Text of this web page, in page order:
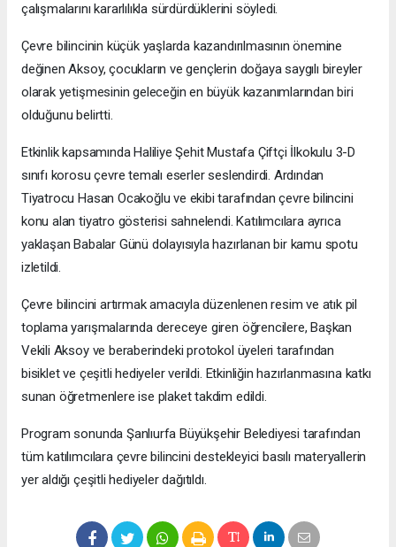
çalışmalarını kararlılıkla sürdürdüklerini söyledi.
Çevre bilincinin küçük yaşlarda kazandırılmasının önemine
değinen Aksoy, çocukların ve gençlerin doğaya saygılı bireyler
olarak yetişmesinin geleceğin en büyük kazanımlarından biri
olduğunu belirtti.
Etkinlik kapsamında Haliliye Şehit Mustafa Çiftçi İlkokulu 3-D
sınıfı korosu çevre temalı eserler seslendirdi. Ardından
Tiyatrocu Hasan Ocakoğlu ve ekibi tarafından çevre bilincini
konu alan tiyatro gösterisi sahnelendi. Katılımcılara ayrıca
yaklaşan Babalar Günü dolayısıyla hazırlanan bir kamu spotu
izletildi.
Çevre bilincini artırmak amacıyla düzenlenen resim ve atık pil
toplama yarışmalarında dereceye giren öğrencilere, Başkan
Vekili Aksoy ve beraberindeki protokol üyeleri tarafından
bisiklet ve çeşitli hediyeler verildi. Etkinliğin hazırlanmasına katkı
sunan öğretmenlere ise plaket takdim edildi.
Program sonunda Şanlıurfa Büyükşehir Belediyesi tarafından
tüm katılımcılara çevre bilincini destekleyici basılı materyallerin
yer aldığı çeşitli hediyeler dağıtıldı.